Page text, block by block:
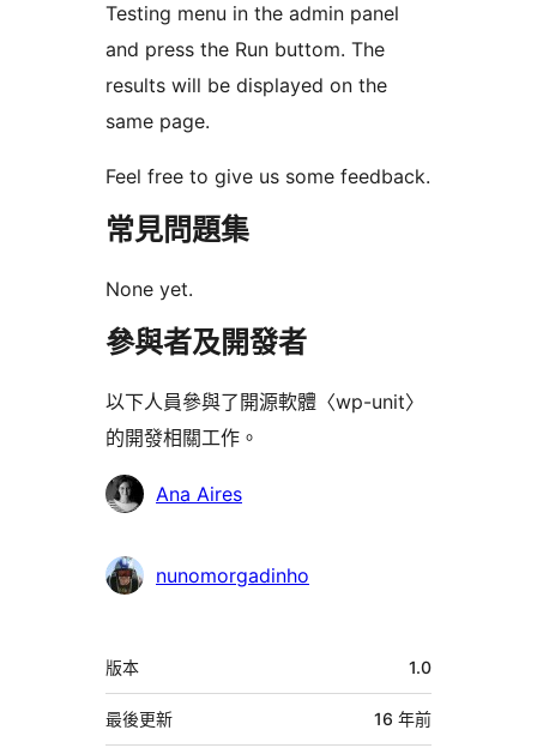
Testing menu in the admin panel
and press the Run buttom. The
results will be displayed on the
same page.
Feel free to give us some feedback.
常見問題集
None yet.
參與者及開發者
以下人員參與了開源軟體〈wp-unit〉
的開發相關工作。
參
者
Ana Aires
nunomorgadinho
中
繼
資
版本 1.0
最後更新 16 年前